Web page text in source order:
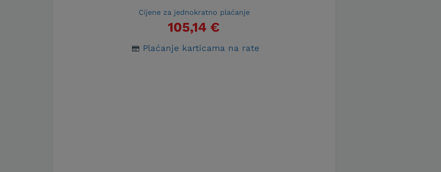
Cijene za jednokratno plaćanje
105,14 €
Plaćanje karticama na rate